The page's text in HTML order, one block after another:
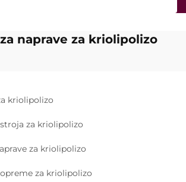
naprave za kriolipolizo
kriolipolizo
za kriolipolizo
za kriolipolizo
za kriolipolizo